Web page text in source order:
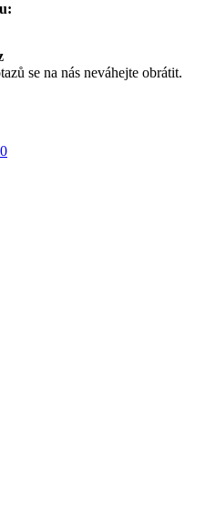
se na nás neváhejte obrátit.